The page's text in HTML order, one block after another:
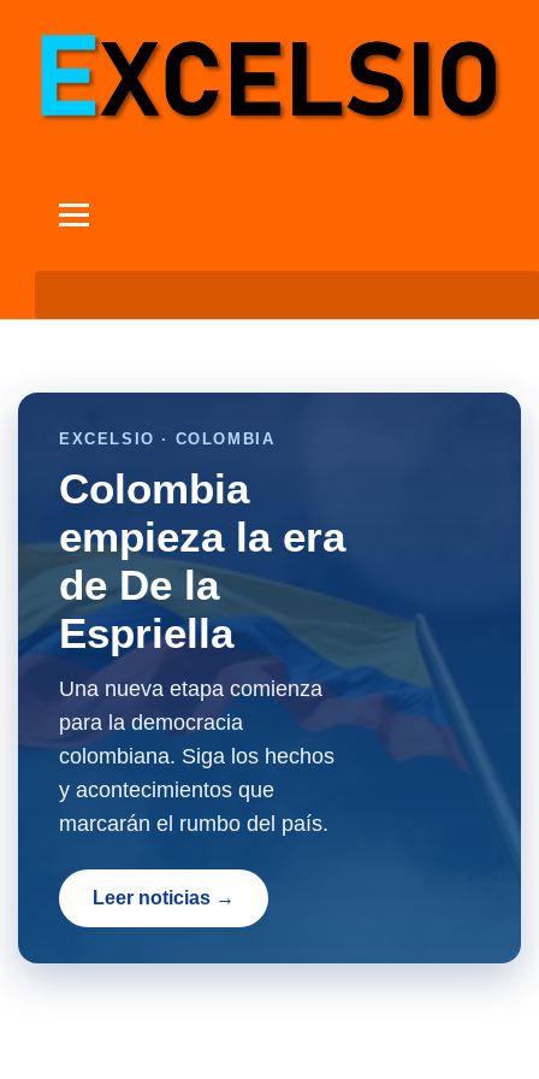
EXCELSIO · COLOMBIA
Colombia
empieza la era
de De la
Espriella
Una nueva etapa comienza
para la democracia
colombiana. Siga los hechos
y acontecimientos que
marcarán el rumbo del país.
Leer noticias →